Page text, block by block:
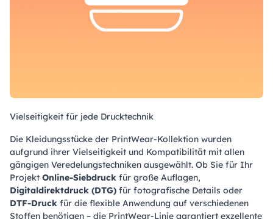
Vielseitigkeit für jede Drucktechnik
Die Kleidungsstücke der PrintWear-Kollektion wurden
aufgrund ihrer Vielseitigkeit und Kompatibilität mit allen
gängigen Veredelungstechniken ausgewählt. Ob Sie für Ihr
Projekt Online-Siebdruck für große Auflagen,
Digitaldirektdruck (DTG) für fotografische Details oder
DTF-Druck für die flexible Anwendung auf verschiedenen
Stoffen benötigen – die PrintWear-Linie garantiert exzellente